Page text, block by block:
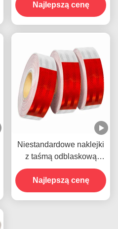
na warunki pogodowe
Najlepszą cenę
Niestandardowe naklejki
z taśmą odblaskową
Retro DOT C2 dla
przyczep
Najlepszą cenę